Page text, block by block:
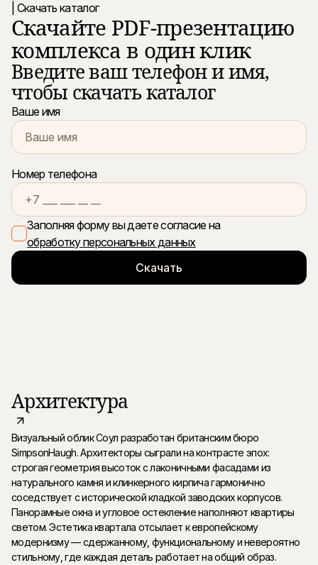
| Скачать каталог
Скачайте PDF-презентацию
комплекса в один клик
Введите ваш телефон и имя,
чтобы скачать каталог
Ваше имя
Номер телефона
Заполняя форму вы даете согласие на
обработку персональных данных
Архитектура
Визуальный облик Соул разработан британским бюро
SimpsonHaugh. Архитекторы сыграли на контрасте эпох:
строгая геометрия высоток с лаконичными фасадами из
натурального камня и клинкерного кирпича гармонично
соседствует с исторической кладкой заводских корпусов.
Панорамные окна и угловое остекление наполняют квартиры
светом. Эстетика квартала отсылает к европейскому
модернизму — сдержанному, функциональному и невероятно
стильному, где каждая деталь работает на общий образ.